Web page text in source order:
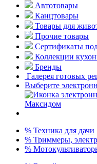
Автотовары
Канцтовары
Товары для
Прочие товары
Сертификаты
Коллекции
Бренды
Галерея готовых
Выберите
% Техника для дачи
% Триммеры,
%